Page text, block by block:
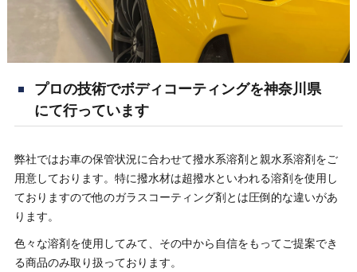
プロの技術でボディコーティングを神奈川県
にて行っています
弊社ではお車の保管状況に合わせて撥水系溶剤と親水系溶剤をご
用意しております。特に撥水材は超撥水といわれる溶剤を使用し
ておりますので他のガラスコーティング剤とは圧倒的な違いがあ
ります。
色々な溶剤を使用してみて、その中から自信をもってご提案でき
る商品のみ取り扱っております。